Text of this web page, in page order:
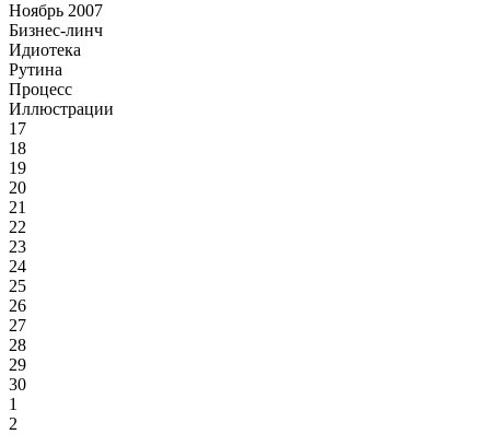
Ноябрь 2007
Бизнес-линч
Идиотека
Рутина
Процесс
Иллюстрации
17
18
19
20
21
22
23
24
25
26
27
28
29
30
1
2